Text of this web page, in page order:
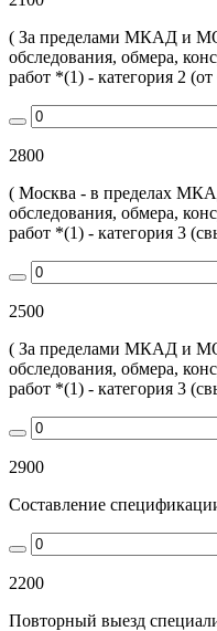
( За пределами МКАД и
обследования, обмера,
работ *(1) - категория 2
2800
( Москва - в пределах
обследования, обмера,
работ *(1) - категория 3
2500
( За пределами МКАД и
обследования, обмера,
работ *(1) - категория 3
2900
Составление
2200
Повторный выезд